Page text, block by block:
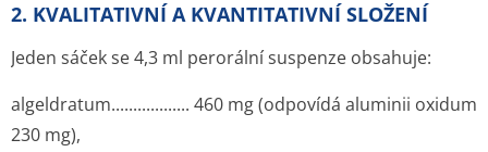
2. KVALITATIVNÍ A KVANTITATIVNÍ SLOŽENÍ
Jeden sáček se 4,3 ml perorální suspenze obsahuje:
algeldratum..­.............­... 460 mg (odpovídá aluminii oxidum
230 mg),